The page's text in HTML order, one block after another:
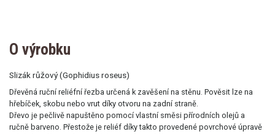
O výrobku
Slizák růžový (Gophidius roseus)
Dřevěná ruční reliéfní řezba určená k zavěšení na stěnu. Pověsit lze na
hřebíček, skobu nebo vrut díky otvoru na zadní straně.
Dřevo je pečlivě napuštěno pomocí vlastní směsi přírodních olejů a
ručně barveno. Přestože je reliéf díky takto provedené povrchové úpravě